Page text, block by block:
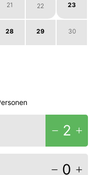
21 22 23
28 29 30
2
0